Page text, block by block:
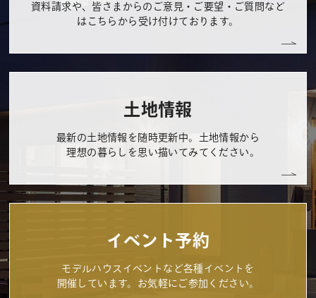
資料請求や、皆さまからのご意見・ご要望・ご質問など
はこちらから受け付けております。
土地情報
最新の土地情報を随時更新中。土地情報から
理想の暮らしを思い描いてみてください。
イベント予約
モデルハウスイベントなど各種イベントを
開催しています。お気軽にご参加ください。